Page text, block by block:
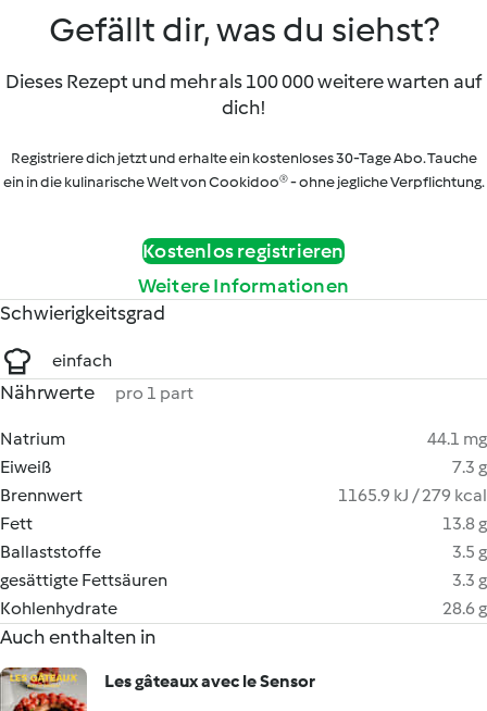
Gefällt dir, was du siehst?
Dieses Rezept und mehr als 100 000 weitere warten auf
dich!
Registriere dich jetzt und erhalte ein kostenloses 30-Tage Abo. Tauche
ein in die kulinarische Welt von Cookidoo® - ohne jegliche Verpflichtung.
Kostenlos registrieren
Weitere Informationen
Schwierigkeitsgrad
einfach
Nährwerte pro 1 part
Natrium
44.1 mg
Eiweiß
7.3 g
Brennwert
1165.9 kJ / 279 kcal
Fett
13.8 g
Ballaststoffe
3.5 g
gesättigte Fettsäuren
3.3 g
Kohlenhydrate
28.6 g
Auch enthalten in
Les gâteaux avec le Sensor